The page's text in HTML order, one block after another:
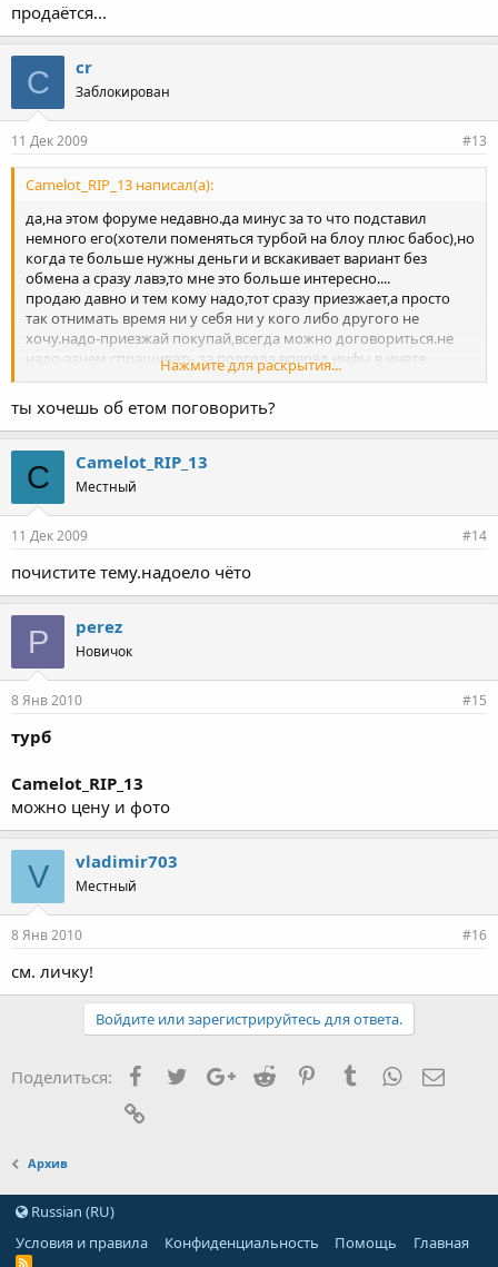
продаётся...
C cr
Заблокирован
11 Дек 2009 #13
Camelot_RIP_13 написал(а):
да,на этом форуме недавно.да минус за то что подставил
немного его(хотели поменяться турбой на блоу плюс бабос),но
когда те больше нужны деньги и вскакивает вариант без
обмена а сразу лавэ,то мне это больше интересно....
продаю давно и тем кому надо,тот сразу приезжает,а просто
так отнимать время ни у себя ни у кого либо другого не
хочу.надо-приезжай покупай,всегда можно договориться.не
надо-зачем спрашивать за полгода вперёд,инфы в инете
навалом,всегда в любой момент можно чёто
купить.извините,но это моя политика,не хотите,могу
продавать в другом месте.
Добавлено спустя 1 минуту 38
секунд:
деньги не поставил.мне это не нужно...
Нажмите для раскрытия...
ты хочешь об етом поговорить?
C Camelot_RIP_13
Местный
11 Дек 2009 #14
почистите тему.надоело чёто
P perez
Новичок
8 Янв 2010 #15
турб
Camelot_RIP_13
можно цену и фото
V vladimir703
Местный
8 Янв 2010 #16
см. личку!
Войдите или зарегистрируйтесь для ответа.
Поделиться: FacebookTwitterGoogle+
Reddit PinterestTumblrWhatsApp
Архив
Russian (RU)
Условия и правила
Конфиденциальность Помощь Главная